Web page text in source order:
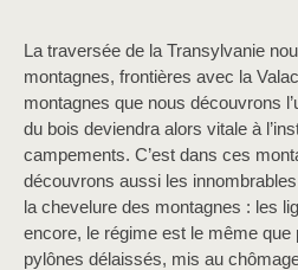
La traversée de la Transylvanie
montagnes, frontières avec la
montagnes que nous découvrons
du bois deviendra alors vitale à
campements. C’est dans ces
découvrons aussi les innombrables
la chevelure des montagnes : les
encore, le régime est le même que
pylônes délaissés, mis au